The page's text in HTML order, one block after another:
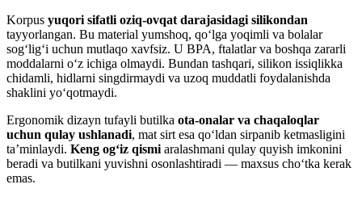
Korpus yuqori sifatli oziq-ovqat darajasidagi silikondan
tayyorlangan. Bu material yumshoq, qo‘lga yoqimli va bolalar
sog‘lig‘i uchun mutlaqo xavfsiz. U BPA, ftalatlar va boshqa zararli
moddalarni o‘z ichiga olmaydi. Bundan tashqari, silikon issiqlikka
chidamli, hidlarni singdirmaydi va uzoq muddatli foydalanishda
shaklini yo‘qotmaydi.
Ergonomik dizayn tufayli butilka ota-onalar va chaqaloqlar
uchun qulay ushlanadi, mat sirt esa qo‘ldan sirpanib ketmasligini
ta’minlaydi. Keng og‘iz qismi aralashmani qulay quyish imkonini
beradi va butilkani yuvishni osonlashtiradi — maxsus cho‘tka kerak
emas.